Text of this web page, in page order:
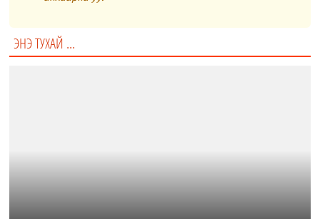
ЭНЭ ТУХАЙ ...